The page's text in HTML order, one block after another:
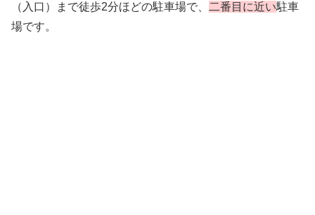
（入口）まで徒歩2分ほどの駐車場で、 二番目に近い駐車
場です。